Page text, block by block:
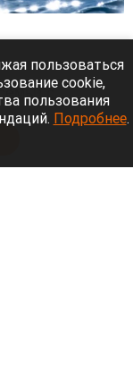
с
пользоваться
cookie,
пользования
Подробнее.